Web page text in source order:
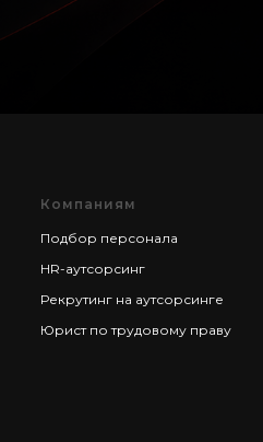
Компаниям
Подбор персонала
HR-аутсорсинг
Рекрутинг на аутсорсинге
Юрист по трудовому праву